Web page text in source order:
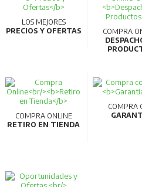
LOS MEJORES
PRECIOS Y OFERTAS
COMPRA
COMPRA ONLINE
RETIRO EN TIENDA
COMPRA